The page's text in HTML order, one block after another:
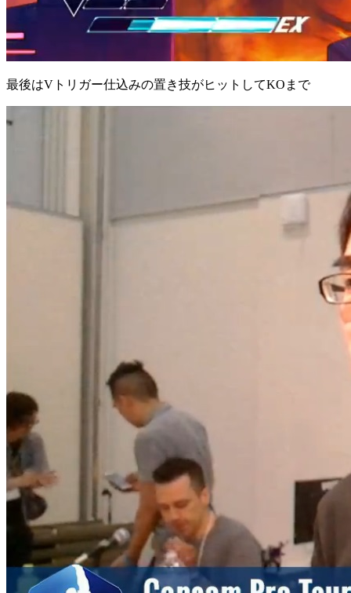
最後はVトリガー仕込みの置き技がヒットしてKOまで